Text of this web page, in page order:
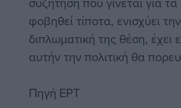
φοβηθεί τίποτα, ενισχύει
διπλωματική της θέση, έχει
αυτήν την πολιτική θα
Πηγή ΕΡΤ